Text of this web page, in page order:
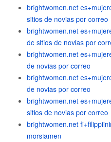
brightwomen.net
sitios de novias por correo
brightwomen.net
de sitios de novias por
brightwomen.net
de novias por correo
brightwomen.net
de novias por correo
brightwomen.net
sitios de novias por correo
brightwomen.net
morsiamen